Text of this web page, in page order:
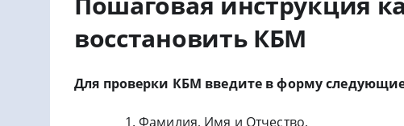
восстановить КБМ
Для проверки КБМ введите в форму
Фамилия, Имя и Отчество,